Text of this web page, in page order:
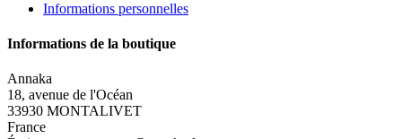
Informations personnelles
Informations de la boutique
Annaka
18, avenue de l'Océan
33930 MONTALIVET
France